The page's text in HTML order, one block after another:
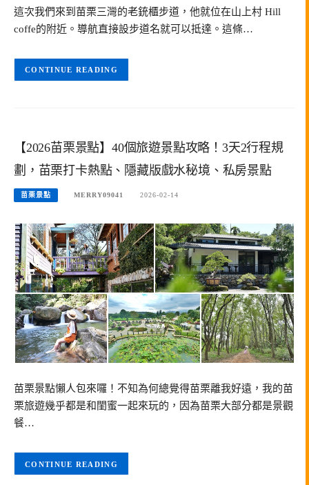
這次我們來到苗栗三灣的老銃櫃步道，他就位在山上村 Hill
coffe的附近。導航直接設步道名就可以抵達。這條…
CONTINUE READING
【2026苗栗景點】40個旅遊景點攻略！3天2行程規
劃，苗栗打卡熱點、隱藏版戲水秘境、私房景點
苗栗景點 MERRY09041 2026-02-14
苗栗景點懶人包來囉！不知為何總覺得苗栗離我好遠，我的苗
栗旅遊幾乎都是和閨蜜一起來玩的，因為苗栗大部分都是景觀
餐…
CONTINUE READING